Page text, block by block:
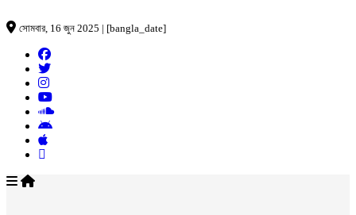
সোমবার, 16 জুন 2025 | [bangla_date]